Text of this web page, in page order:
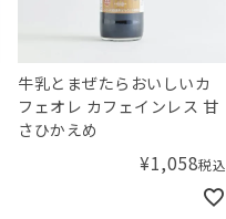
牛乳とまぜたらおいしいカ
フェオレ カフェインレス 甘
さひかえめ
¥1,058税込